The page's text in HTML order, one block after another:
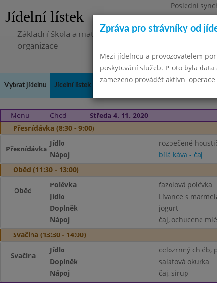
Jídelní lístek
Poslední
Pondělí
Základní škola a mateřská škola Libá, okres Cheb,
organizace
Vybrat jídelnu Jídelní lístek Kontakty a informace
Menu Chod
Středa 4. 11. 2020
Přesnídávka (8:30 - 9:00)
Přesnídávka
Jídlo
rozpečené
Nápoj
bílá káva - čaj
Oběd (11:30 - 13:00)
Oběd
Polévka
fazolová polévka
Jídlo
Lívance s
Doplněk
jogurt
Nápoj
čaj, ochucené
Svačina (13:30 - 14:00)
Svačina
Jídlo
celozrnný chléb,
Doplněk
salátová okurka
Nápoj
čaj, sirup
Zpráva pro strávníky od
Mezi jídelnou a provozovatelem
poskytování služeb. Proto byla
zamezeno provádět aktivní